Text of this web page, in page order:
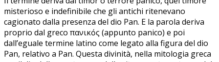
misterioso e indefinibile che gli antichi ritenevano
cagionato dalla presenza del dio Pan. E la parola deriva
proprio dal greco πανικός (appunto panico) e poi
dall’eguale termine latino come legato alla figura del dio
Pan, relativo a Pan. Questa divinità, nella mitologia greca